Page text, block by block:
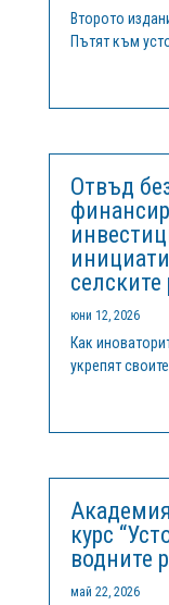
Второто
Пътят към
организирано
проведе на
Флора Бургас.
Отвъд
юни 12, 2026
Как
укрепят
възможности
европейско
цяла Европа
курс
водните
май 22, 2026